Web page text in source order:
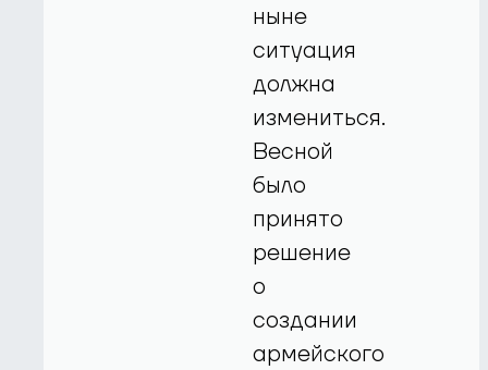
ныне
ситуация
должна
измениться.
Весной
было
принято
решение
о
создании
армейского